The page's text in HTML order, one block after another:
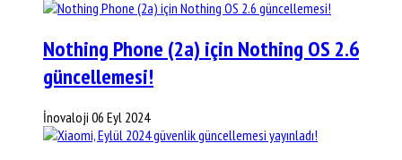
Nothing Phone (2a) için Nothing OS 2.6
güncellemesi!
İnovaloji 06 Eyl 2024